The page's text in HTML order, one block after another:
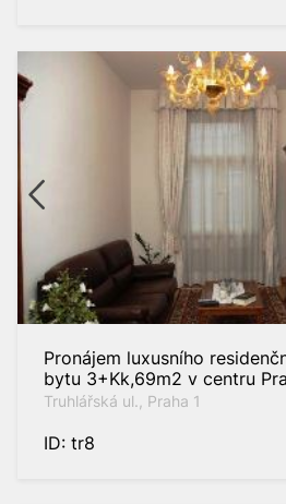
Pronájem luxusního
bytu 3+Kk,69m2 v centru
Truhlářská ul., Praha 1
ID: tr8